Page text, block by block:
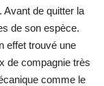
Avant de quitter la
de son espèce.
effet trouvé une
de compagnie très
comme le